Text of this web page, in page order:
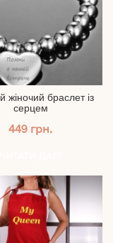
жіночий браслет із
серцем
449 грн.